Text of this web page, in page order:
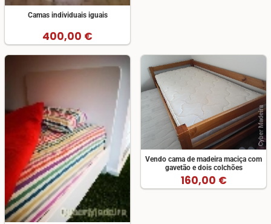
Camas individuais iguais
400,00 €
Vendo cama de madeira maciça com
gavetão e dois colchões
160,00 €